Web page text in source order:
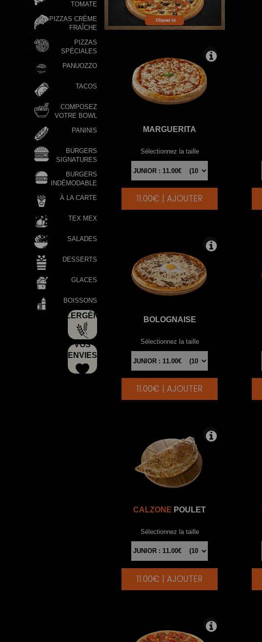
TOMATE
PIZZAS CRÈME
FRAÎCHE
PIZZAS
SPÉCIALES
PANUOZZO
TACOS
COMPOSEZ
VOTRE BOWL
PANINIS
BURGERS
SIGNATURES
BURGERS
INDÉMODABLE
À LA CARTE
TEX MEX
SALADES
DESSERTS
GLACES
BOISSONS
ALLERGÈNES
VOS
ENVIES
MARGUERITA
Sélectionnez la taille
|
11.00€ | AJOUTER
BOLOGNAISE
Sélectionnez la taille
|
11.00€ | AJOUTER
CALZONE POULET
Sélectionnez la taille
|
11.00€ | AJOUTER